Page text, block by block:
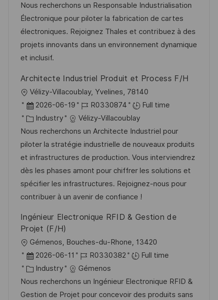
a
t
i
o
n
s
t
e
d
D
t
e
b
I
d
a
t
e
g
o
y
Nous recherchons un Responsable Industrialisation
Électronique pour piloter la fabrication de cartes
électroniques. Rejoignez Thales et contribuez à des
projets innovants dans un environnement dynamique
et inclusif.
Architecte Industriel Produit et Process F/H
L
o
c
a
t
i
o
n
Vélizy-Villacoublay, Yvelines, 78140
P
o
s
t
e
d
D
a
e
2026-06-19
J
o
b
I
d
R0330874
Full time
C
a
t
e
g
o
r
Industry
Vélizy-Villacoublay
Nous recherchons un Architecte Industriel pour
piloter la stratégie industrielle de nouveaux produits
et infrastructures de production. Vous interviendrez
dès les phases amont pour chiffrer les solutions et
spécifier les infrastructures. Rejoignez-nous pour
contribuer à un avenir de confiance !
Ingénieur Electronique RFID & Gestion de
Projet (F/H)
L
o
c
a
t
Gémenos, Bouches-du-Rhone, 13420
P
o
s
t
2026-06-11
J
o
b
R0330382
Full time
C
a
t
Industry
Gémenos
Nous recherchons un Ingénieur Electronique RFID &
Gestion de Projet pour concevoir des produits sans